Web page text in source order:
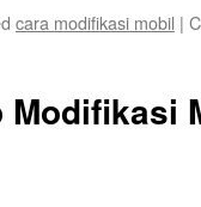
cara modifikasi mobil |
Modifikasi